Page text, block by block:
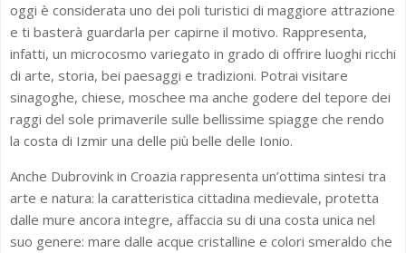
oggi è considerata uno dei poli turistici di maggiore attrazione
e ti basterà guardarla per capirne il motivo. Rappresenta,
infatti, un microcosmo variegato in grado di offrire luoghi ricchi
di arte, storia, bei paesaggi e tradizioni. Potrai visitare
sinagoghe, chiese, moschee ma anche godere del tepore dei
raggi del sole primaverile sulle bellissime spiagge che rendo
la costa di Izmir una delle più belle delle Ionio.
Anche Dubrovink in Croazia rappresenta un’ottima sintesi tra
arte e natura: la caratteristica cittadina medievale, protetta
dalle mure ancora integre, affaccia su di una costa unica nel
suo genere: mare dalle acque cristalline e colori smeraldo che